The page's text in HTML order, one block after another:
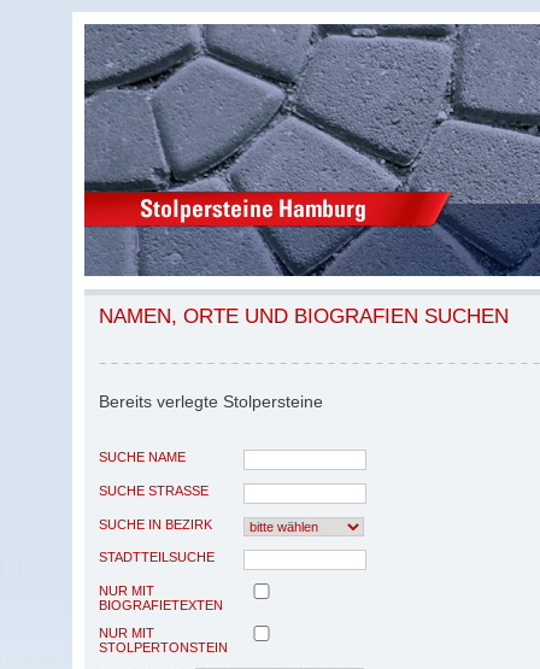
NAMEN, ORTE UND BIOGRAFIEN SUCHEN
Bereits verlegte Stolpersteine
SUCHE NAME
SUCHE STRASSE
SUCHE IN BEZIRK
STADTTEILSUCHE
NUR MIT
BIOGRAFIETEXTEN
NUR MIT
STOLPERTONSTEIN